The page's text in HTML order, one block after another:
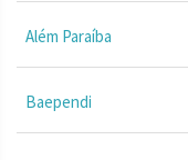
Além Paraíba
Baependi